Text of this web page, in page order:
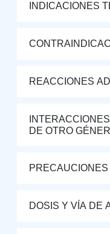
INDICACIONES
REACCIONES
DE OTRO
DOSIS Y VÍA DE